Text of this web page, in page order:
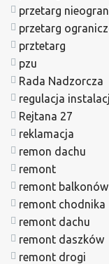
przetarg
przetarg
prztetarg
pzu
Rada Nadzorcza
regulacja
Rejtana 27
reklamacja
remon dachu
remont
remont balkonów
remont chodnika
remont dachu
remont daszków
remont drogi